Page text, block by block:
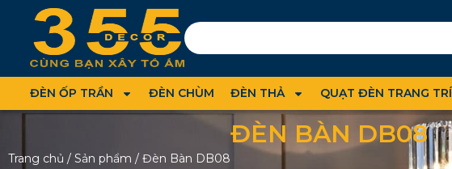
ĐÈN ỐP TRẦN ĐÈN CHÙM ĐÈN THẢ QUẠT ĐÈN TRANG TRÍ
ĐÈN BÀN DB08
Trang chủ / Sản phẩm / Đèn Bàn DB08